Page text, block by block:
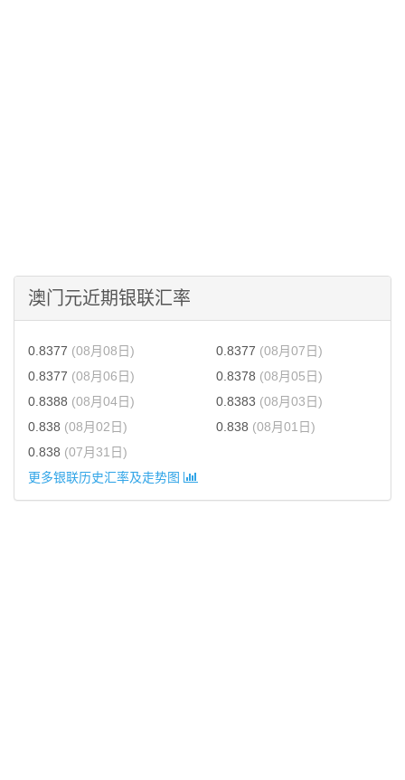
澳门元近期银联汇率
0.8377 (08月08日) 0.8377 (08月07日)
0.8377 (08月06日) 0.8378 (08月05日)
0.8388 (08月04日) 0.8383 (08月03日)
0.838 (08月02日) 0.838 (08月01日)
0.838 (07月31日)
更多银联历史汇率及走势图